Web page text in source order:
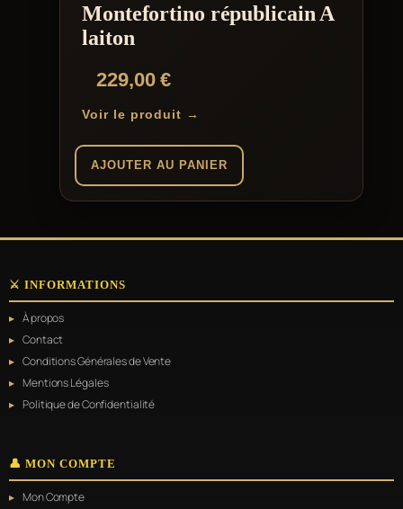
Montefortino républicain A
laiton
229,00€
Voir le produit →
AJOUTER AU PANIER
⚔️ INFORMATIONS
À propos
Contact
Conditions Générales de Vente
Mentions Légales
Politique de Confidentialité
👤 MON COMPTE
Mon Compte